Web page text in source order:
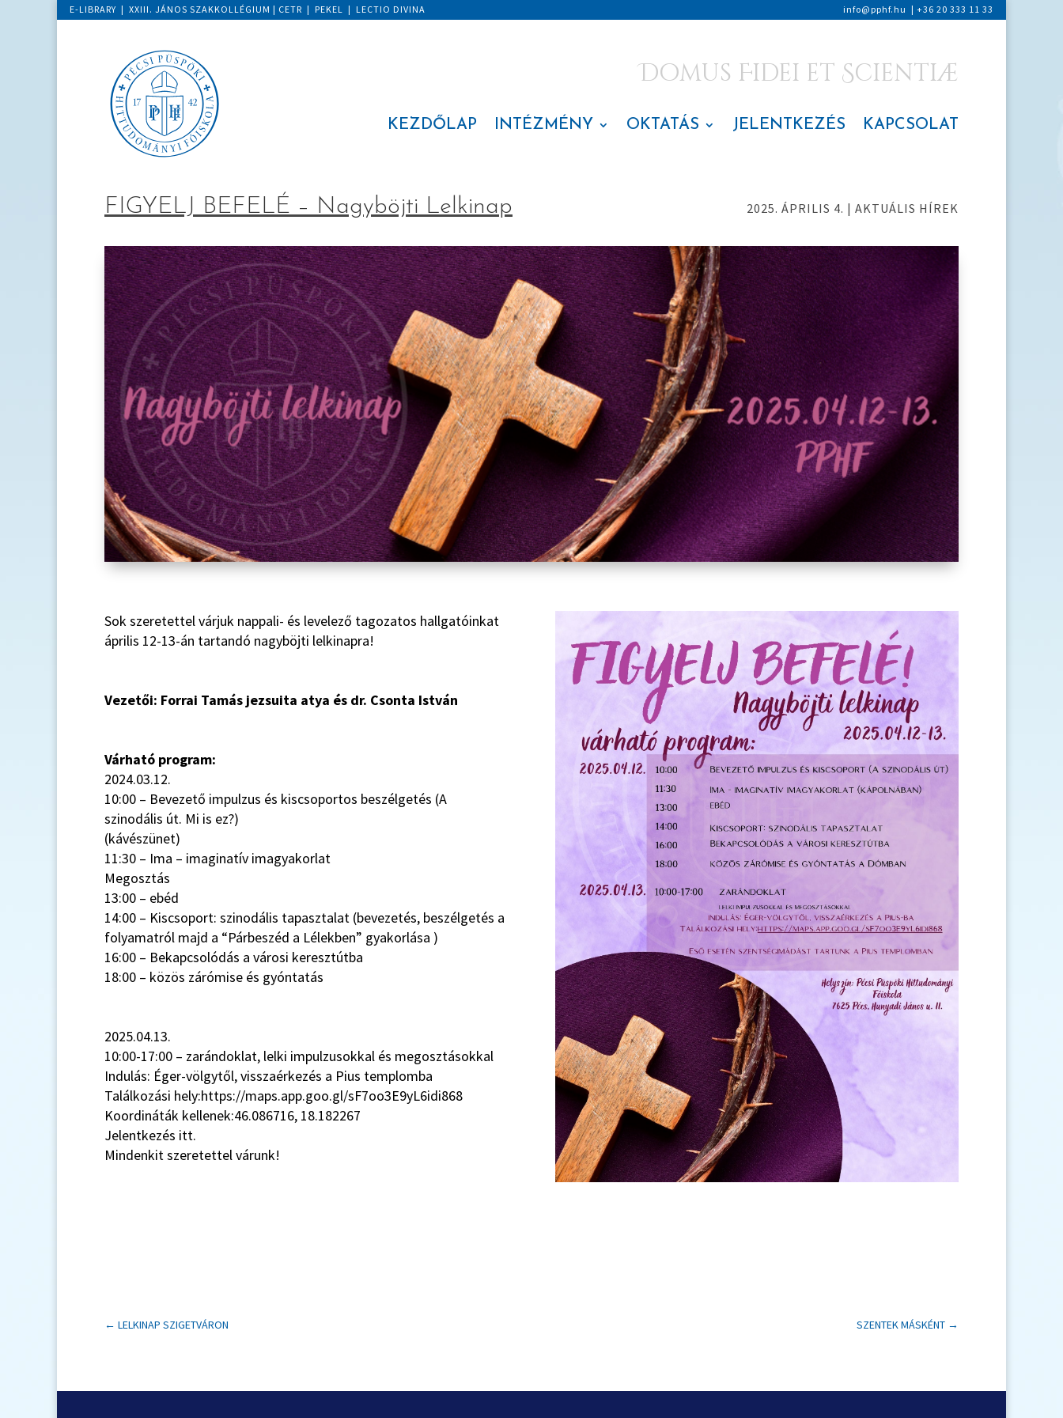
E-LIBRARY | XXIII. JÁNOS SZAKKOLLÉGIUM | CETR | PEKEL | LECTIO DIVINA info@pphf.hu | +36 20 333 11 33
Domus Fidei et Scientiæ
KEZDŐLAP INTÉZMÉNY OKTATÁS JELENTKEZÉS KAPCSOLAT
FIGYELJ BEFELÉ – Nagyböjti Lelkinap 2025. ÁPRILIS 4. | AKTUÁLIS HÍREK
Sok szeretettel várjuk nappali- és levelező tagozatos hallgatóinkat
április 12-13-án tartandó nagyböjti lelkinapra!
Vezetői: Forrai Tamás jezsuita atya és dr. Csonta István
Várható program:
2024.03.12.
10:00 – Bevezető impulzus és kiscsoportos beszélgetés (A
szinodális út. Mi is ez?)
(kávészünet)
11:30 – Ima – imaginatív imagyakorlat
Megosztás
13:00 – ebéd
14:00 – Kiscsoport: szinodális tapasztalat (bevezetés, beszélgetés a
folyamatról majd a “Párbeszéd a Lélekben” gyakorlása )
16:00 – Bekapcsolódás a városi keresztútba
18:00 – közös zárómise és gyóntatás
2025.04.13.
10:00-17:00 – zarándoklat, lelki impulzusokkal és megosztásokkal
Indulás: Éger-völgytől, visszaérkezés a Pius templomba
Találkozási hely:https://maps.app.goo.gl/sF7oo3E9yL6idi868
Koordináták kellenek:46.086716, 18.182267
Jelentkezés itt.
Mindenkit szeretettel várunk!
← LELKINAP SZIGETVÁRON SZENTEK MÁSKÉNT →